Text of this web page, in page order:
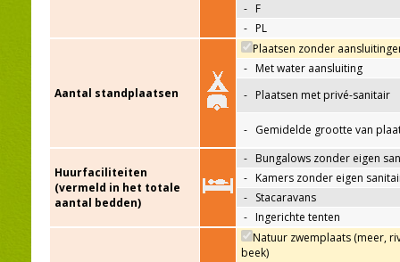
- F
- PL
Aantal standplaatsen
Plaatsen zonder
- Met water aansluiting
- Plaatsen met privé-sanitair
- Gemidelde grootte van
Huurfaciliteiten
(vermeld in het totale
aantal bedden)
- Bungalows zonder eigen
- Kamers zonder eigen
- Stacaravans
- Ingerichte tenten
Natuur zwemplaats (meer,
beek)